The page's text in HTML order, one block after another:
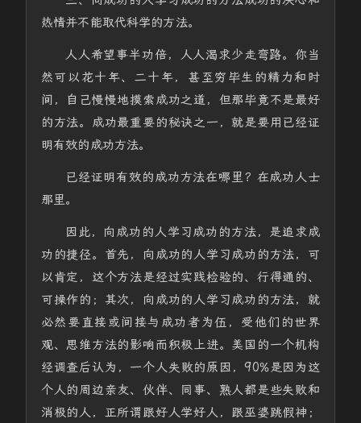
热情并不能取代科学的方法。
人人希望事半功倍，人人渴求少走弯路。你当
然可以花十年、二十年，甚至穷毕生的精力和时
间，自己慢慢地摸索成功之道，但那毕竟不是最好
的方法。成功最重要的秘诀之一，就是要用已经证
明有效的成功方法。
已经证明有效的成功方法在哪里？在成功人士
那里。
因此，向成功的人学习成功的方法，是追求成
功的捷径。首先，向成功的人学习成功的方法，可
以肯定，这个方法是经过实践检验的、行得通的、
可操作的；其次，向成功的人学习成功的方法，就
必然要直接或间接与成功者为伍，受他们的世界
观、思维方法的影响而积极上进。美国的一个机构
经调查后认为，一个人失败的原因，90%是因为这
个人的周边亲友、伙伴、同事、熟人都是些失败和
消极的人，正所谓跟好人学好人，跟巫婆跳假神；